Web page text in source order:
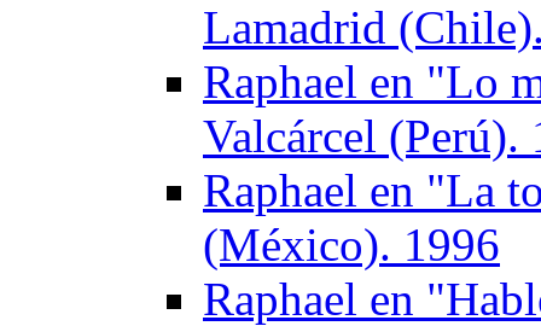
Lamadrid
Raphael en "Lo
Valcárcel (Perú).
Raphael en "La
(México). 1996
Raphael en